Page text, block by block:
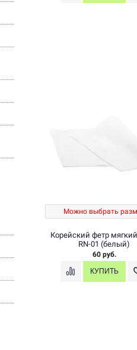
Можно выбрать
Корейский фетр
RN-01 (белый)
60 руб.